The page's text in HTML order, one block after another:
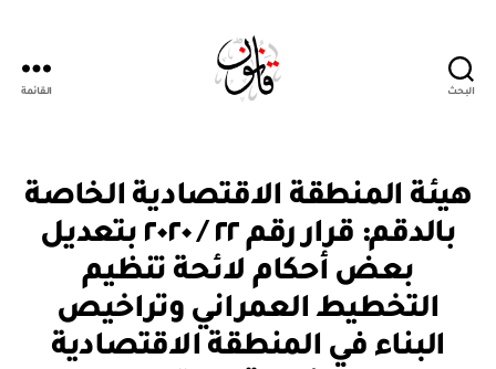
البحث القائمة
التصنيفاتقهيئة المنطقة الاقتصادية الخاصة
بالدقم: قرار رقم ٢٢ / ٢٠٢٠ بتعديل
بعض أحكام لائحة تنظيم
التخطيط العمراني وتراخيص
البناء في المنطقة الاقتصادية